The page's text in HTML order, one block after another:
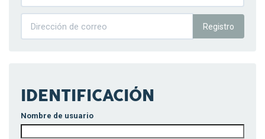
Registro
IDENTIFICACIÓN
Nombre de usuario